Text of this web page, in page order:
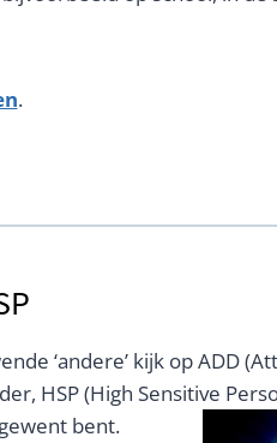
.
‘andere’ kijk op ADD
HSP (High Sensitive
bent.